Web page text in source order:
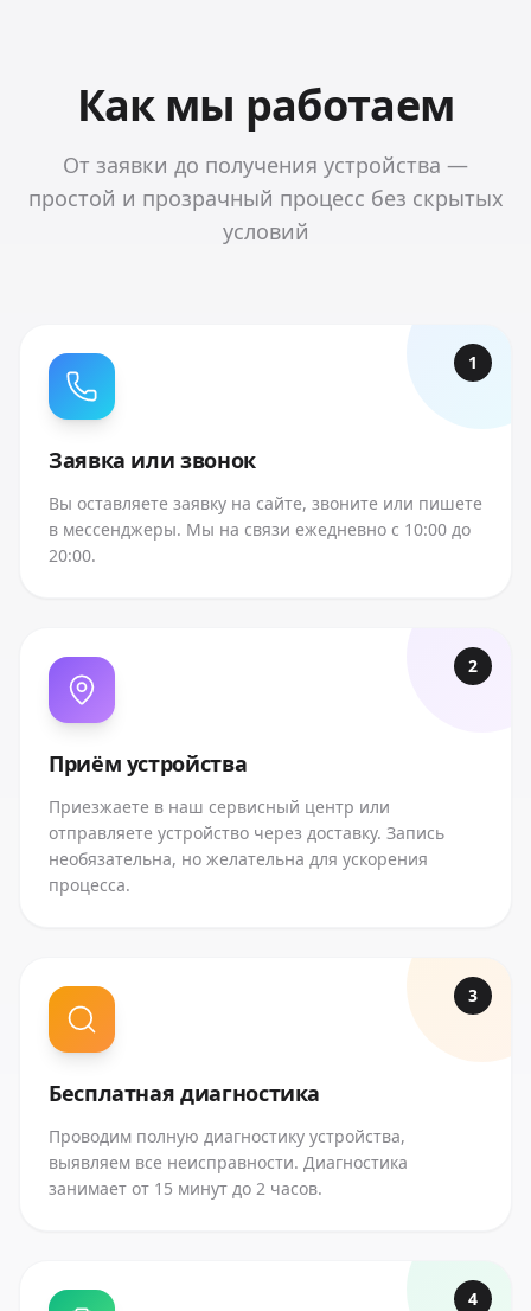
Как мы работаем
От заявки до получения устройства —
простой и прозрачный процесс без скрытых
условий
1
Заявка или звонок
Вы оставляете заявку на сайте, звоните или пишете
в мессенджеры. Мы на связи ежедневно с 10:00 до
20:00.
2
Приём устройства
Приезжаете в наш сервисный центр или
отправляете устройство через доставку. Запись
необязательна, но желательна для ускорения
процесса.
3
Бесплатная диагностика
Проводим полную диагностику устройства,
выявляем все неисправности. Диагностика
занимает от 15 минут до 2 часов.
4